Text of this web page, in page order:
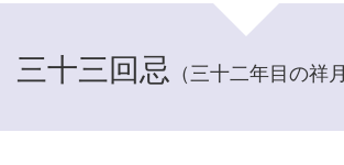
三十三回忌 （三十二年目の祥